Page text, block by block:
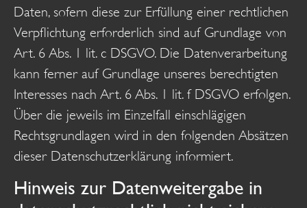
Daten, sofern diese zur Erfüllung einer rechtlichen
Verpflichtung erforderlich sind auf Grundlage von
Art. 6 Abs. 1 lit. c DSGVO. Die Datenverarbeitung
kann ferner auf Grundlage unseres berechtigten
Interesses nach Art. 6 Abs. 1 lit. f DSGVO erfolgen.
Über die jeweils im Einzelfall einschlägigen
Rechtsgrundlagen wird in den folgenden Absätzen
dieser Datenschutzerklärung informiert.
Hinweis zur Datenweitergabe in